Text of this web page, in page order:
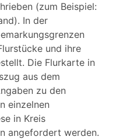
(zum Beispiel:
In der
und ihre
Die Flurkarte in
aus dem
zu den
einzelnen
in Kreis
angefordert werden.